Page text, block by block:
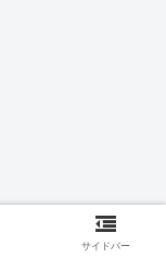
サイドバー